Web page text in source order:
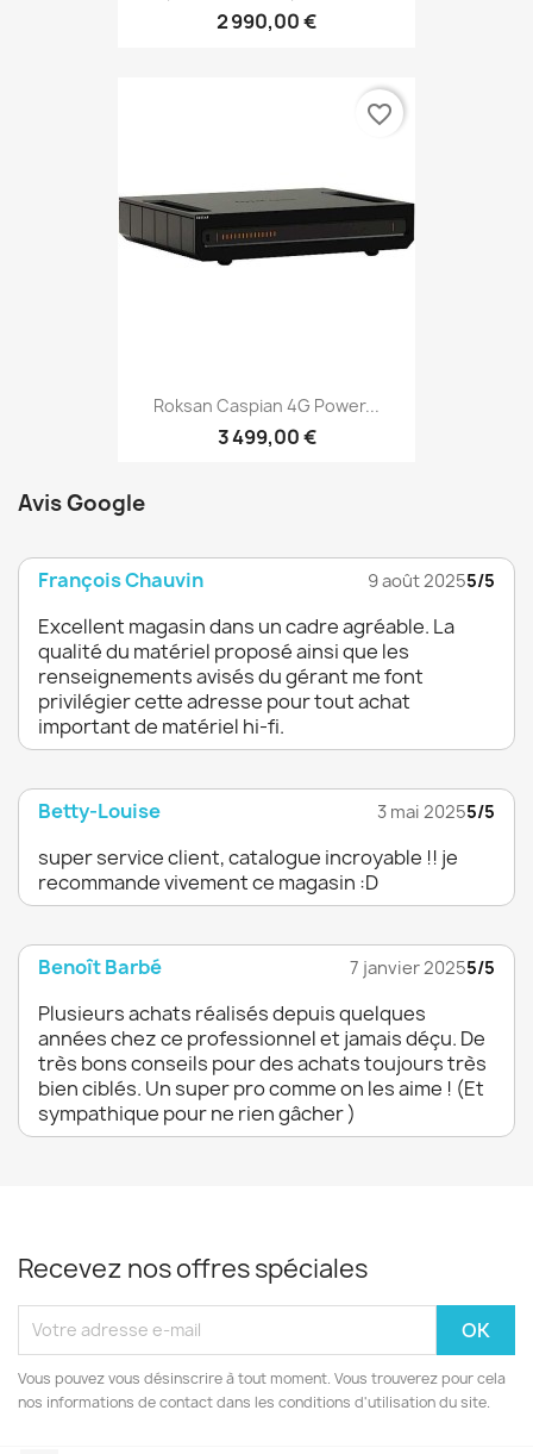
2 990,00 €
Roksan Caspian 4G Power...
3 499,00 €
favorite_border
Avis Google
François Chauvin 9 août 20255/5
Excellent magasin dans un cadre agréable. La
qualité du matériel proposé ainsi que les
renseignements avisés du gérant me font
privilégier cette adresse pour tout achat
important de matériel hi-fi.
Betty-Louise 3 mai 20255/5
super service client, catalogue incroyable !! je
recommande vivement ce magasin :D
Benoît Barbé 7 janvier 20255/5
Plusieurs achats réalisés depuis quelques
années chez ce professionnel et jamais déçu. De
très bons conseils pour des achats toujours très
bien ciblés. Un super pro comme on les aime ! (Et
sympathique pour ne rien gâcher )
Recevez nos offres spéciales
Vous pouvez vous désinscrire à tout moment. Vous trouverez pour cela
nos informations de contact dans les conditions d'utilisation du site.